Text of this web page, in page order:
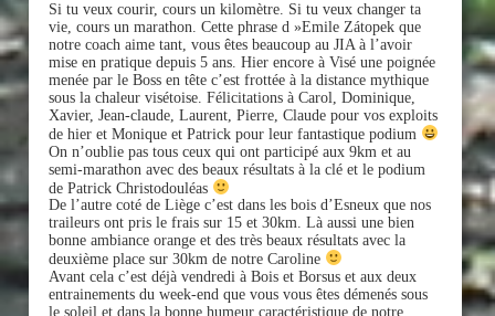
Si tu veux courir, cours un kilomètre. Si tu veux changer ta
vie, cours un marathon. Cette phrase d »Emile Zátopek que
notre coach aime tant, vous êtes beaucoup au JIA à l’avoir
mise en pratique depuis 5 ans. Hier encore à Visé une poignée
menée par le Boss en tête c’est frottée à la distance mythique
sous la chaleur visétoise. Félicitations à Carol, Dominique,
Xavier, Jean-claude, Laurent, Pierre, Claude pour vos exploits
de hier et Monique et Patrick pour leur fantastiquepodium
On n’oublie pas tous ceux qui ont participé aux 9km et au
semi-marathon avec des beaux résultats à la clé et le podium
de Patrick Christodouléas
De l’autre coté de Liège c’est dans les bois d’Esneux que nos
traileurs ont pris le frais sur 15 et 30km. Là aussi une bien
bonne ambiance orange et des très beaux résultats avec la
deuxième place sur 30km de notre Caroline
Avant cela c’est déjà vendredi à Bois et Borsus et aux deux
entrainements du week-end que vous vous êtes démenés sous
le soleil et dans la bonne humeur caractéristique de notre